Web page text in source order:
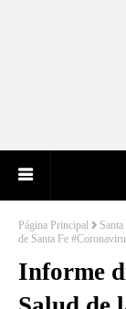
Página Principal Santa
de Santa Fe
Informe